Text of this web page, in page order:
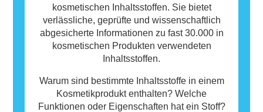
kosmetischen Inhaltsstoffen. Sie bietet
verlässliche, geprüfte und wissenschaftlich
abgesicherte Informationen zu fast 30.000 in
kosmetischen Produkten verwendeten
Inhaltsstoffen.
Warum sind bestimmte Inhaltsstoffe in einem
Kosmetikprodukt enthalten? Welche
Funktionen oder Eigenschaften hat ein Stoff?